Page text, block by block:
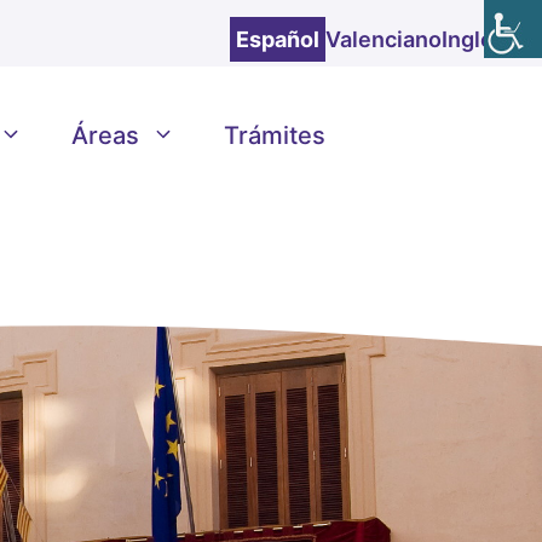
Español ValencianoInglés
Áreas Trámites